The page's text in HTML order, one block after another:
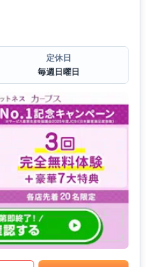
定休日
毎週日曜日